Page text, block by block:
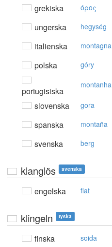
grekiska όρoς
ungerska hegység
italienska montagna
polska góry
portugisiska
montanha
slovenska gora
spanska montaña
svenska berg
klanglös svenska
engelska flat
klingeln tyska
finska soida